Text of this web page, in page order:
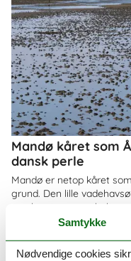
Mandø kåret som
dansk perle
Mandø er netop kåret
grund. Den lille
smuk natur og en helt
feriemål for både familier
OmDanmark
Samtykke
Nødvendige cookies